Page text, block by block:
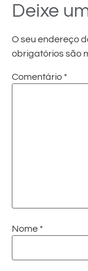
Deixe
O seu endereço
obrigatórios são
Comentário *
Nome *